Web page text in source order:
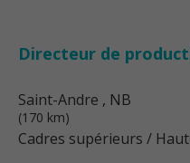
Directeur de
Saint-Andre , NB
(170 km)
Cadres supérieurs /